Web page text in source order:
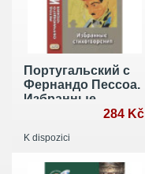
Португальский с
Фернандо Пессоа.
Избранные
стихотворения284 Kč
K dispozici